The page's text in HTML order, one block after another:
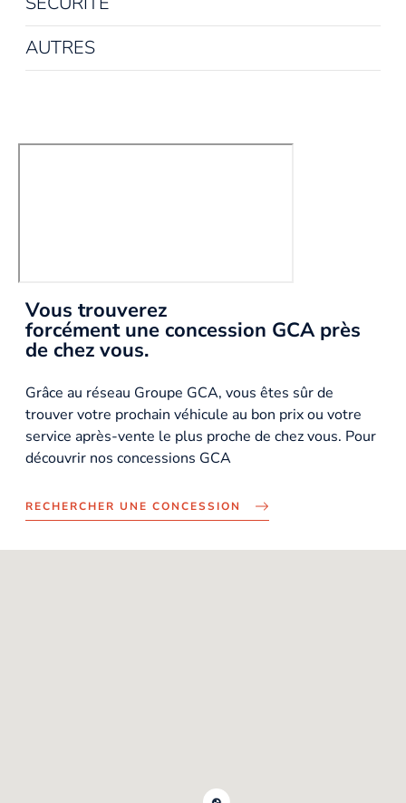
AUTRES
Vous trouverez
forcément une concession GCA près
de chez vous.
Grâce au réseau Groupe GCA, vous êtes sûr de
trouver votre prochain véhicule au bon prix ou votre
service après-vente le plus proche de chez vous. Pour
découvrir nos concessions GCA
RECHERCHER UNE CONCESSION